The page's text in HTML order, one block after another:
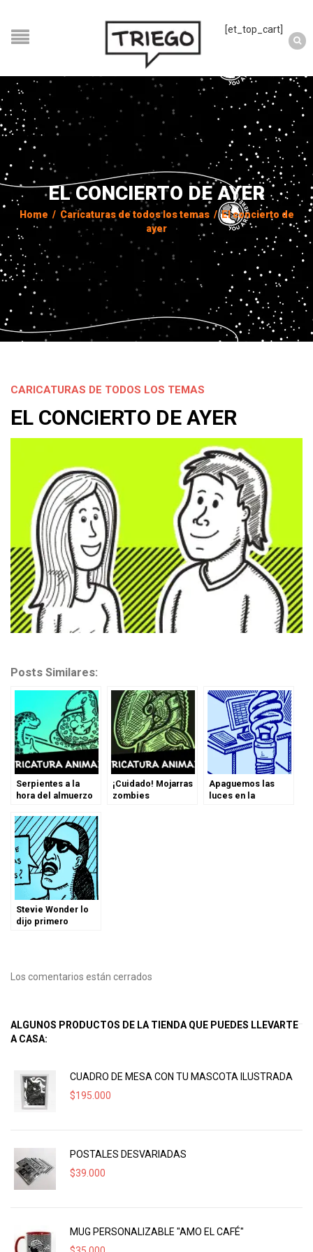
[et_top_cart]
EL CONCIERTO DE AYER
Home / Caricaturas de todos los temas / El concierto de
ayer
CARICATURAS DE TODOS LOS TEMAS
EL CONCIERTO DE AYER
Posts Similares:
Serpientes a la
hora del almuerzo
¡Cuidado! Mojarras
zombies
Apaguemos las
luces en la
Stevie Wonder lo
dijo primero
Los comentarios están cerrados
ALGUNOS PRODUCTOS DE LA TIENDA QUE PUEDES LLEVARTE
A CASA:
CUADRO DE MESA CON TU MASCOTA ILUSTRADA
$195.000
POSTALES DESVARIADAS
$39.000
MUG PERSONALIZABLE "AMO EL CAFÉ"